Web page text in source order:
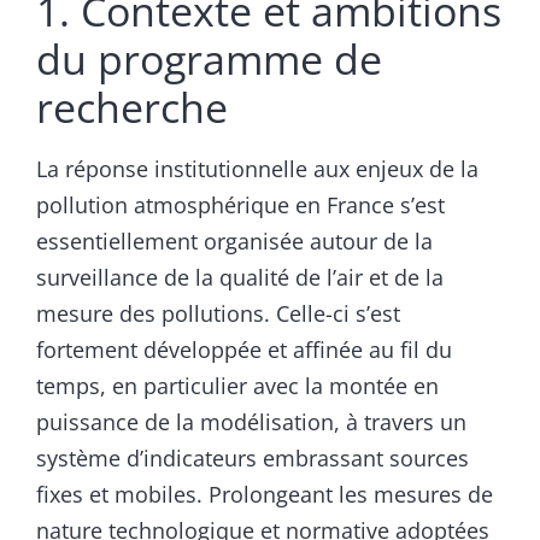
1. Contexte et ambitions
du programme de
recherche
La réponse institutionnelle aux enjeux de la
pollution atmosphérique en France s’est
essentiellement organisée autour de la
surveillance de la qualité de l’air et de la
mesure des pollutions. Celle-ci s’est
fortement développée et affinée au fil du
temps, en particulier avec la montée en
puissance de la modélisation, à travers un
système d’indicateurs embrassant sources
fixes et mobiles. Prolongeant les mesures de
nature technologique et normative adoptées